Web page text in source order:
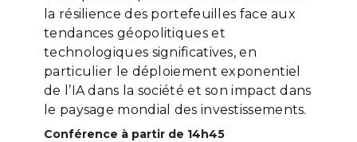
la résilience des portefeuilles face aux
tendances géopolitiques et
technologiques significatives, en
particulier le déploiement exponentiel
de l’IA dans la société et son impact dans
le paysage mondial des investissements.
Conférence à partir de 14h45